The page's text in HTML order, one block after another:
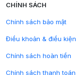
CHÍNH SÁCH
Chính sách bảo mật
Điều khoản & điều kiện
Chính sách hoàn tiền
Chính sách thanh toán